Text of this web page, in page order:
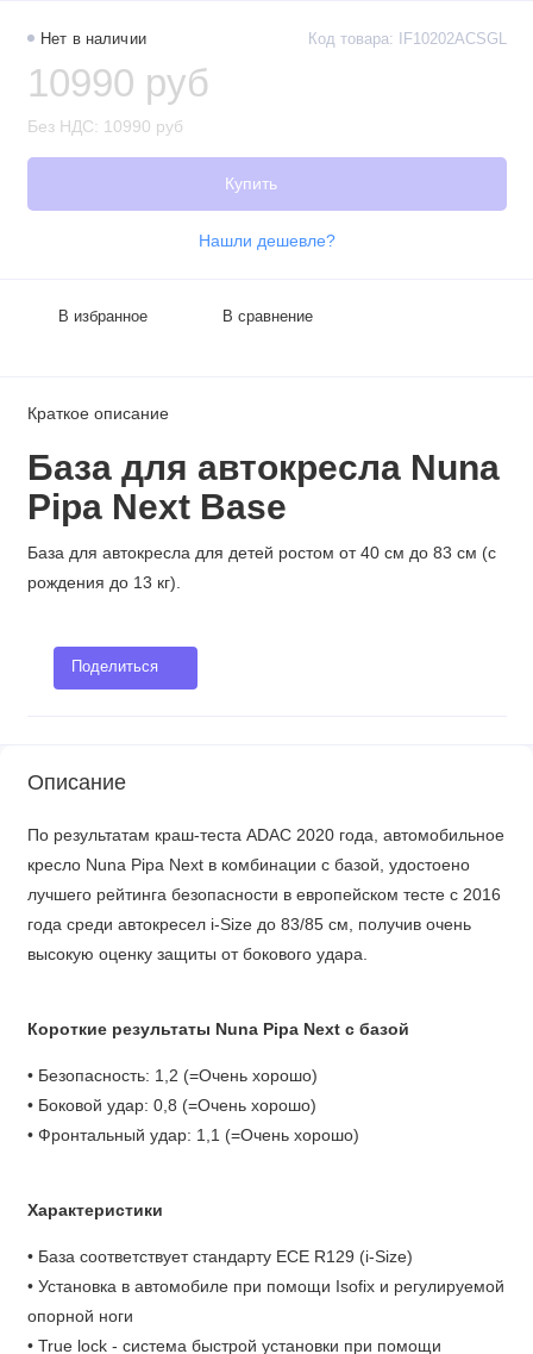
Нет в наличии Код товара: IF10202ACSGL
10990 руб
Без НДС: 10990 руб
Купить
Нашли дешевле?
В избранное В сравнение
Краткое описание
База для автокресла Nuna
Pipa Next Base
База для автокресла для детей ростом от 40 см до 83 см (с
рождения до 13 кг).
Поделиться
Описание
По результатам краш-теста ADAC 2020 года, автомобильное
кресло Nuna Pipa Next в комбинации с базой, удостоено
лучшего рейтинга безопасности в европейском тесте с 2016
года среди автокресел i-Size до 83/85 см, получив очень
высокую оценку защиты от бокового удара.
Короткие результаты Nuna Pipa Next с базой
• Безопасность: 1,2 (=Очень хорошо)
• Боковой удар: 0,8 (=Очень хорошо)
• Фронтальный удар: 1,1 (=Очень хорошо)
Характеристики
• База соответствует стандарту ECE R129 (i-Size)
• Установка в автомобиле при помощи Isofix и регулируемой
опорной ноги
• True lock - система быстрой установки при помощи